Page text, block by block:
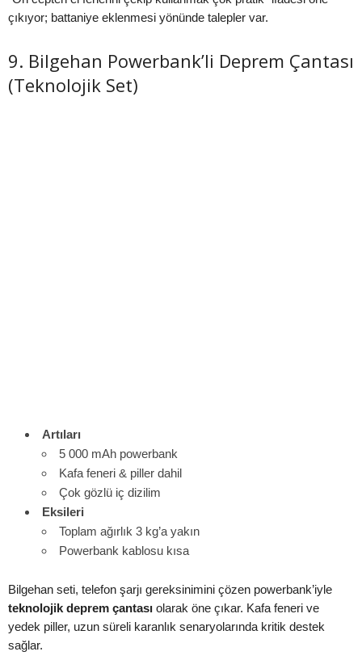
çıkıyor; battaniye eklenmesi yönünde talepler var.
9. Bilgehan Powerbank’li Deprem Çantası
(Teknolojik Set)
Artıları
5 000 mAh powerbank
Kafa feneri & piller dahil
Çok gözlü iç dizilim
Eksileri
Toplam ağırlık 3 kg’a yakın
Powerbank kablosu kısa
Bilgehan seti, telefon şarjı gereksinimini çözen powerbank’iyle
teknolojik deprem çantası olarak öne çıkar. Kafa feneri ve
yedek piller, uzun süreli karanlık senaryolarında kritik destek
sağlar.